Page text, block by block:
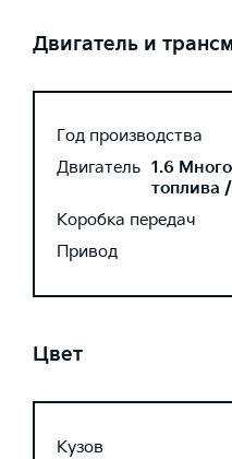
Двигатель и
Год производства
Двигатель 1.6
топлива
Коробка передач
Привод
Цвет
Кузов